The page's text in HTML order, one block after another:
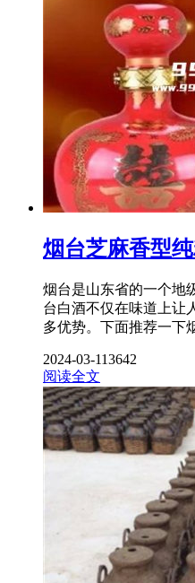
烟台芝麻香型
烟台是山东省的一个地
台白酒不仅在味道上让
多优势。下面推荐一下
2024-03-113642
阅读全文